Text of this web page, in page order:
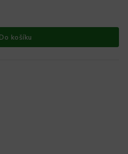
Do košíku